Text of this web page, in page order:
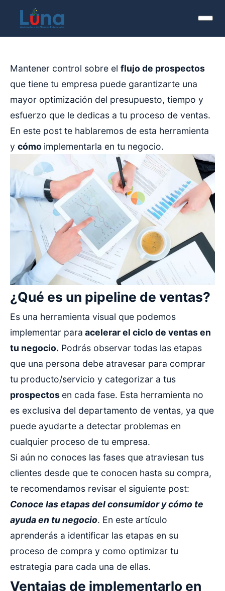
Mantener control sobre el flujo de prospectos
que tiene tu empresa puede garantizarte una
mayor optimización del presupuesto, tiempo y
esfuerzo que le dedicas a tu proceso de ventas.
En este post te hablaremos de esta herramienta
y cómo implementarla en tu negocio.
¿Qué es un pipeline de ventas?
Es una herramienta visual que podemos
implementar para acelerar el ciclo de ventas en
tu negocio. Podrás observar todas las etapas
que una persona debe atravesar para comprar
tu producto/servicio y categorizar a tus
prospectos en cada fase. Esta herramienta no
es exclusiva del departamento de ventas, ya que
puede ayudarte a detectar problemas en
cualquier proceso de tu empresa.
Si aún no conoces las fases que atraviesan tus
clientes desde que te conocen hasta su compra,
te recomendamos revisar el siguiente post:
Conoce las etapas del consumidor y cómo te
ayuda en tu negocio. En este artículo
aprenderás a identificar las etapas en su
proceso de compra y como optimizar tu
estrategia para cada una de ellas.
Ventajas de implementarlo en